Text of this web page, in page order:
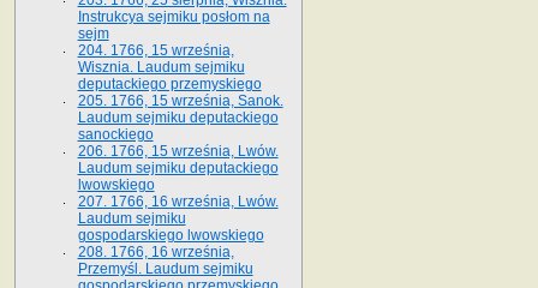
Instrukcya sejmiku posłom na
sejm
204. 1766, 15 września,
Wisznia. Laudum sejmiku
deputackiego przemyskiego
205. 1766, 15 września, Sanok.
Laudum sejmiku deputackiego
sanockiego
206. 1766, 15 września, Lwów.
Laudum sejmiku deputackiego
lwowskiego
207. 1766, 16 września, Lwów.
Laudum sejmiku
gospodarskiego lwowskiego
208. 1766, 16 września,
Przemyśl. Laudum sejmiku